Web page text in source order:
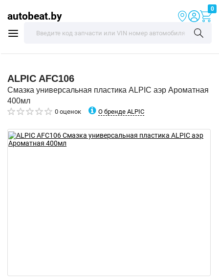
autobeat.by
0
ALPIC AFC106
Смазка универсальная пластика ALPIC аэр Ароматная
400мл
0 оценок О бренде ALPIC